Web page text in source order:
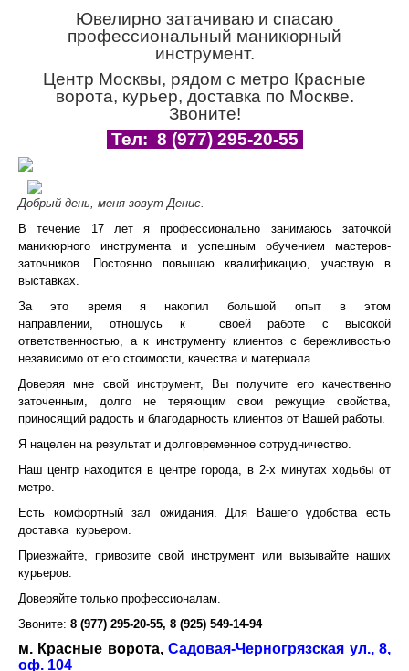
ЗАПЧАСТИ
КАТАЛОГ
СХЕМЫ
ВОПРОС - ОТВЕТ
КОНТАКТЫ
Ювелирно затачиваю и спасаю
профессиональный маникюрный
инструмент.
Центр Москвы, рядом с метро Красные
ворота, курьер, доставка по Москве.
Звоните!
Тел: 8 (977) 295-20-55
Добрый день, меня зовут Денис.
В течение 17 лет я профессионально занимаюсь заточкой
маникюрного инструмента и успешным обучением мастеров-
заточников. Постоянно повышаю квалификацию, участвую в
выставках.
За это время я накопил большой опыт в этом
направлении, отношусь к своей работе с высокой
ответственностью, а к инструменту клиентов с бережливостью
независимо от его стоимости, качества и материала.
Доверяя мне свой инструмент, Вы получите его качественно
заточенным, долго не теряющим свои режущие свойства,
приносящий радость и благодарность клиентов от Вашей работы.
Я нацелен на результат и долговременное сотрудничество.
Наш центр находится в центре города, в 2-х минутах ходьбы от
метро.
Есть комфортный зал ожидания. Для Вашего удобства есть
доставка курьером.
Приезжайте, привозите свой инструмент или вызывайте наших
курьеров.
Доверяйте только профессионалам.
Звоните: 8 (977) 295-20-55, 8 (925) 549-14-94
м. Красные ворота,Садовая-Черногрязская ул., 8,
оф. 104